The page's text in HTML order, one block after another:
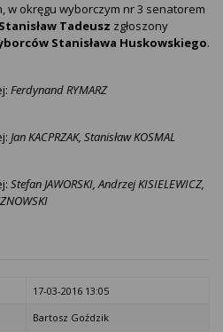
w okręgu wyborczym nr 3 senatorem
Tadeusz zgłoszony
Stanisława Huskowskiego.
Ferdynand RYMARZ
Jan KACPRZAK, Stanisław KOSMAL
Stefan JAWORSKI, Andrzej KISIELEWICZ,
17-03-2016 13:05
Bartosz Goździk